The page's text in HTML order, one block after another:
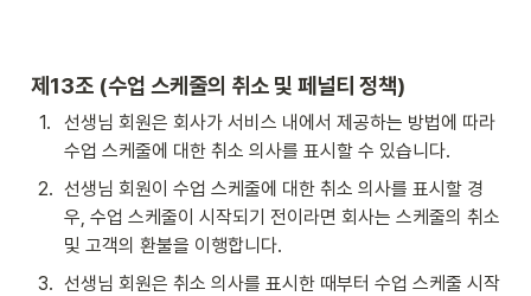
제13조 (수업 스케줄의 취소 및 페널티 정책)
1.
선생님 회원은 회사가 서비스 내에서 제공하는 방법에 따라
수업 스케줄에 대한 취소 의사를 표시할 수 있습니다.
2. 선생님 회원이 수업 스케줄에 대한 취소 의사를 표시할 경
우, 수업 스케줄이 시작되기 전이라면 회사는 스케줄의 취소
및 고객의 환불을 이행합니다.
3. 선생님 회원은 취소 의사를 표시한 때부터 수업 스케줄 시작